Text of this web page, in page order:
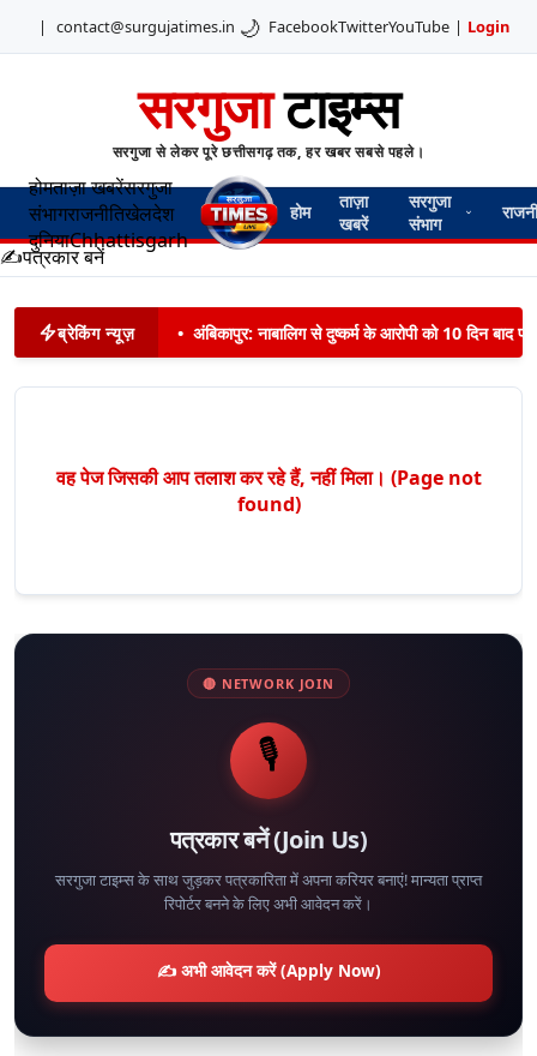
| contact@surgujatimes.in 🌙 FacebookTwitterYouTube | Login
सरगुजाटाइम्स
सरगुजा से लेकर पूरे छत्तीसगढ़ तक, हर खबर सबसे पहले।
होमताज़ा खबरेंसरगुजा
संभागराजनीतिखेलदेश
दुनियाChhattisgarh
होम
ताज़ा
खबरें
सरगुजा
संभाग
✍️पत्रकार बनें
ब्रेकिंग न्यूज़ • अंबिकापुर: नाबालिग से दुष्कर्म के आरोपी को 10 दिन बाद
वह पेज जिसकी आप तलाश कर रहे हैं, नहीं मिला। (Page not
found)
🔴 NETWORK JOIN
🎙️
पत्रकार बनें (Join Us)
सरगुजा टाइम्स के साथ जुड़कर पत्रकारिता में अपना करियर बनाएं! मान्यता प्राप्त
रिपोर्टर बनने के लिए अभी आवेदन करें।
✍️ अभी आवेदन करें (Apply Now)